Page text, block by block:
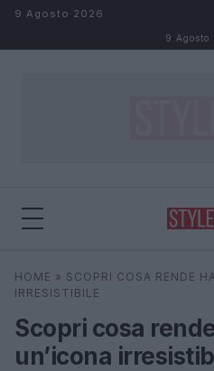
Salta al contenuto
9 Agosto 2026
9 Agosto
Cerca
HOME » SCOPRI COSA RENDE
IRRESISTIBILE
Scopri cosa
un’icona